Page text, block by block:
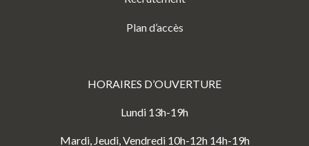
Plan d’accès
HORAIRES D’OUVERTURE
Lundi 13h-19h
Mardi, Jeudi, Vendredi 10h-12h 14h-19h